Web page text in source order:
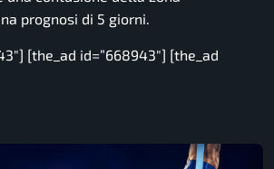
prognosi di 5 giorni.
[the_ad id=”668943″] [the_ad